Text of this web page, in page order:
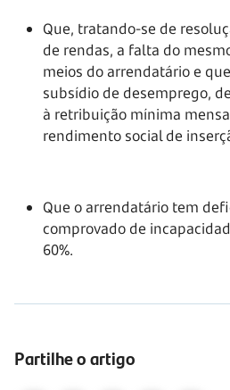
Que, tratando-se de
de rendas, a falta do
meios do arrendatário e
subsídio de desemprego,
à retribuição mínima
rendimento social de
Que o arrendatário tem
comprovado de
60%.
Partilhe o artigo